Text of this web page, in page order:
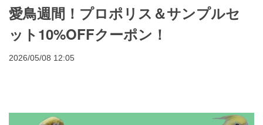
愛鳥週間！プロポリス＆サンプルセ
ット10%OFFクーポン！
2026/05/08 12:05